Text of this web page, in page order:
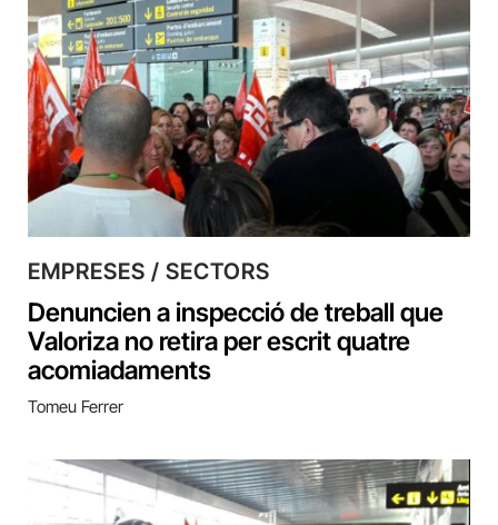
EMPRESES / SECTORS
Denuncien a inspecció de treball que
Valoriza no retira per escrit quatre
acomiadaments
Tomeu Ferrer